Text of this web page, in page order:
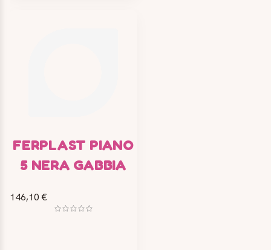
FERPLAST PIANO
5 NERA GABBIA
146,10 €